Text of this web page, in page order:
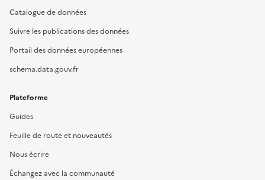
Catalogue de données
Suivre les publications des données
Portail des données européennes
schema.data.gouv.fr
Plateforme
Guides
Feuille de route et nouveautés
Nous écrire
Échangez avec la communauté